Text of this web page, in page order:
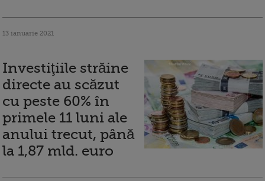
13 ianuarie 2021
Investiţiile străine
directe au scăzut
cu peste 60% în
primele 11 luni ale
anului trecut, până
la 1,87 mld. euro